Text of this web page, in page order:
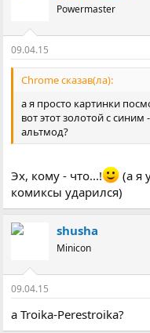
Powermaster
09.04.15
Chrome сказав(ла):
а я просто картинки
вот этот золотой с
альтмод?
Эх, кому - что...!
(а я
комиксы ударился)
shusha
Minicon
09.04.15
а Troika-Perestroika?